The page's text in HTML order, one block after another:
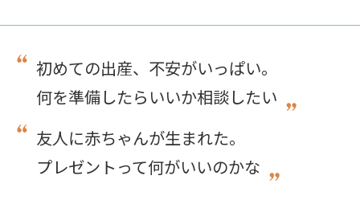
初めての出産、不安がいっぱい。
何を準備したらいいか相談したい
友人に赤ちゃんが生まれた。
プレゼントって何がいいのかな